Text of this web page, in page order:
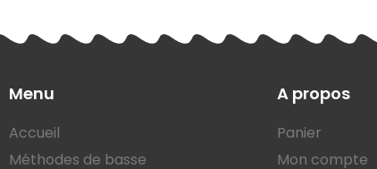
Menu
Accueil
Méthodes de basse
A propos
Panier
Mon compte